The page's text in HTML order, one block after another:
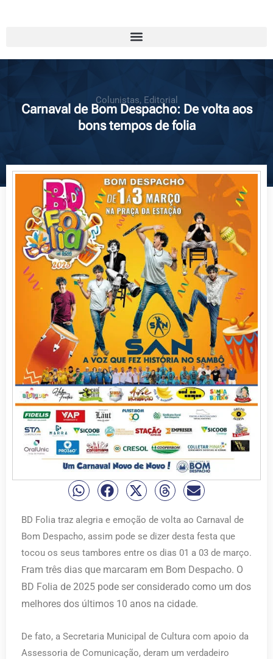
Colunistas, Editorial
Carnaval de Bom Despacho: De volta aos
bons tempos de folia
BD Folia traz alegria e emoção de volta ao Carnaval de
Bom Despacho, assim pode se dizer desta festa que
tocou os seus tambores entre os dias 01 a 03 de março.
Fram três dias que marcaram em Bom Despacho. O
BD Folia de 2025 pode ser considerado como um dos
melhores dos últimos 10 anos na cidade.
De fato, a Secretaria Municipal de Cultura com apoio da
Assessoria de Comunicação, deram um verdadeiro